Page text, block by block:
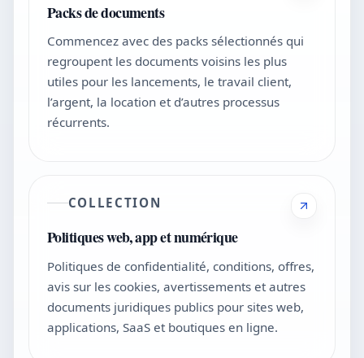
Packs de documents
Commencez avec des packs sélectionnés qui
regroupent les documents voisins les plus
utiles pour les lancements, le travail client,
l’argent, la location et d’autres processus
récurrents.
COLLECTION
Politiques web, app et numérique
Politiques de confidentialité, conditions, offres,
avis sur les cookies, avertissements et autres
documents juridiques publics pour sites web,
applications, SaaS et boutiques en ligne.